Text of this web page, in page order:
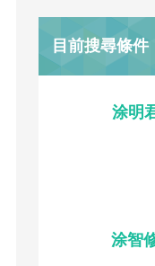
目前搜尋條件
涂明
涂智